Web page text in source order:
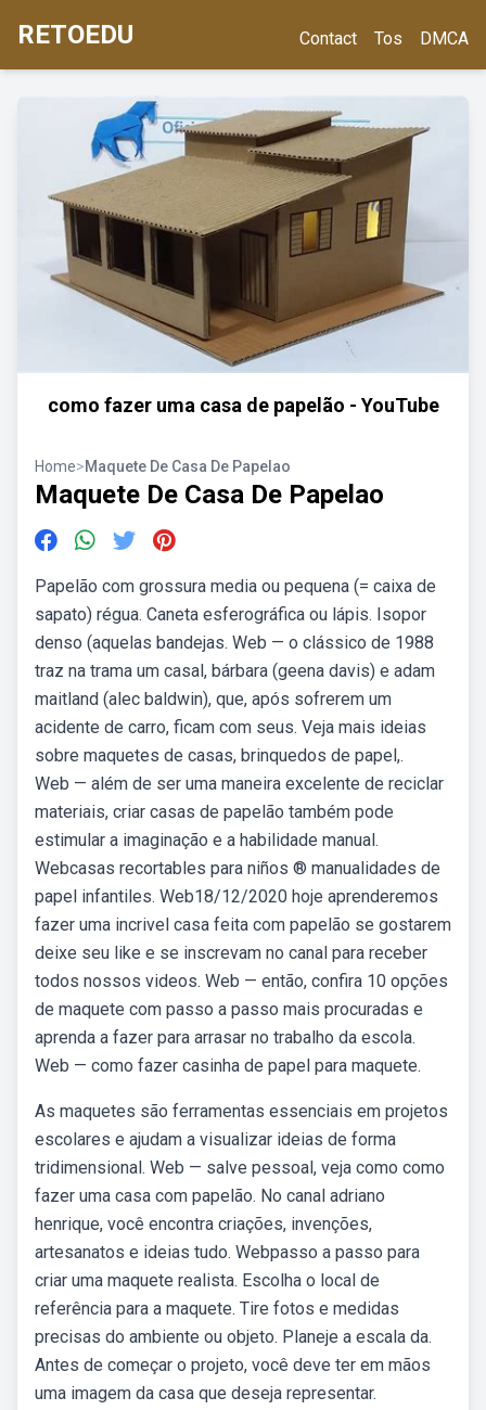
RETOEDU Contact Tos DMCA
como fazer uma casa de papelão - YouTube
Home>Maquete De Casa De Papelao
Maquete De Casa De Papelao
Papelão com grossura media ou pequena (= caixa de
sapato) régua. Caneta esferográfica ou lápis. Isopor
denso (aquelas bandejas. Web — o clássico de 1988
traz na trama um casal, bárbara (geena davis) e adam
maitland (alec baldwin), que, após sofrerem um
acidente de carro, ficam com seus. Veja mais ideias
sobre maquetes de casas, brinquedos de papel,.
Web — além de ser uma maneira excelente de reciclar
materiais, criar casas de papelão também pode
estimular a imaginação e a habilidade manual.
Webcasas recortables para niños ® manualidades de
papel infantiles. Web18/12/2020 hoje aprenderemos
fazer uma incrivel casa feita com papelão se gostarem
deixe seu like e se inscrevam no canal para receber
todos nossos videos. Web — então, confira 10 opções
de maquete com passo a passo mais procuradas e
aprenda a fazer para arrasar no trabalho da escola.
Web — como fazer casinha de papel para maquete.
As maquetes são ferramentas essenciais em projetos
escolares e ajudam a visualizar ideias de forma
tridimensional. Web — salve pessoal, veja como como
fazer uma casa com papelão. No canal adriano
henrique, você encontra criações, invenções,
artesanatos e ideias tudo. Webpasso a passo para
criar uma maquete realista. Escolha o local de
referência para a maquete. Tire fotos e medidas
precisas do ambiente ou objeto. Planeje a escala da.
Antes de começar o projeto, você deve ter em mãos
uma imagem da casa que deseja representar.